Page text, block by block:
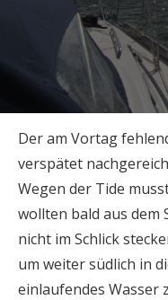
Der am Vortag
verspätet
Wegen der Tide
wollten bald aus dem
nicht im Schlick
um weiter südlich in
einlaufendes Wasser